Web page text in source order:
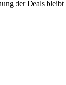
der Deals bleibt